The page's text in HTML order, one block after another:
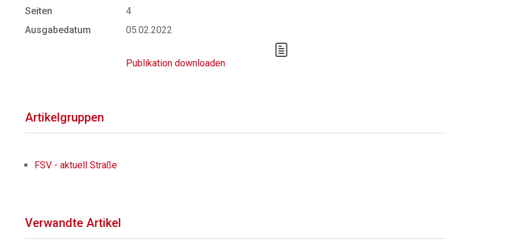
Seiten
4
Ausgabedatum
05.02.2022
Publikation downloaden
Artikelgruppen
FSV - aktuell Straße
Verwandte Artikel